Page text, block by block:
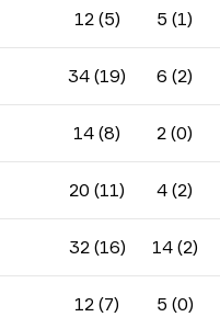
12 (5) 5 (1)
34 (19) 6 (2)
14 (8) 2 (0)
20 (11) 4 (2)
32 (16) 14 (2)
12 (7) 5 (0)